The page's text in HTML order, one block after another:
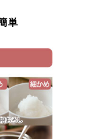
単